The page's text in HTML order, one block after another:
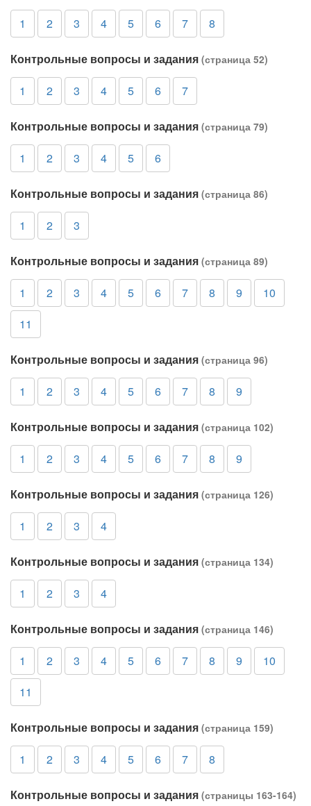
1 2 3 4 5 6 7 8
Контрольные вопросы и задания (страница 52)
1 2 3 4 5 6 7
Контрольные вопросы и задания (страница 79)
1 2 3 4 5 6
Контрольные вопросы и задания (страница 86)
1 2 3
Контрольные вопросы и задания (страница 89)
1 2 3 4 5 6 7 8 9
10
11
Контрольные вопросы и задания (страница 96)
1 2 3 4 5 6 7 8 9
Контрольные вопросы и задания (страница 102)
1 2 3 4 5 6 7 8 9
Контрольные вопросы и задания (страница 126)
1 2 3 4
Контрольные вопросы и задания (страница 134)
1 2 3 4
Контрольные вопросы и задания (страница 146)
1 2 3 4 5 6 7 8 9
10
11
Контрольные вопросы и задания (страница 159)
1 2 3 4 5 6 7 8
Контрольные вопросы и задания (страницы 163-164)